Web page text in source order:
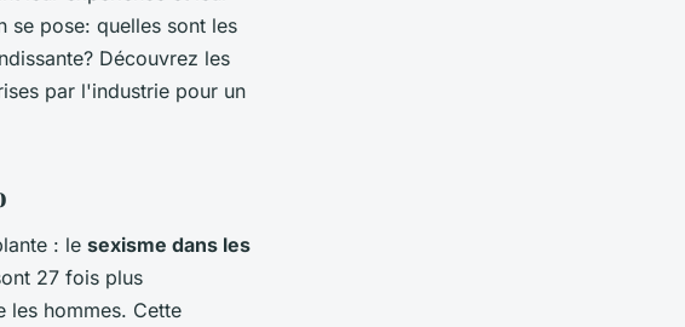
se pose: quelles sont les
Découvrez les
par l'industrie pour un
: le sexisme dans les
27 fois plus
les hommes. Cette